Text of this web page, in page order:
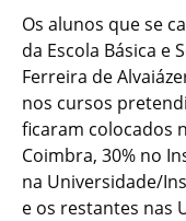
Os alunos que se
da Escola Básica e
Ferreira de
nos cursos
ficaram colocados
Coimbra, 30% no
na Universidade/
e os restantes nas